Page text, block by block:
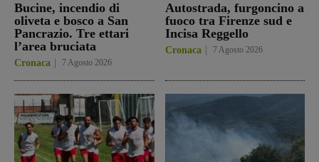
Bucine, incendio di
oliveta e bosco a San
Pancrazio. Tre ettari
l’area bruciata
Cronaca 7 Agosto 2026
Autostrada, furgoncino a
fuoco tra Firenze sud e
Incisa Reggello
Cronaca 7 Agosto 2026